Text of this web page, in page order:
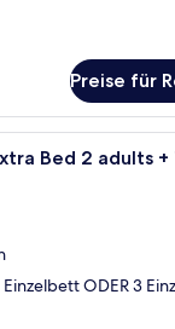
Preise für
Ein
Bed 2 adults +
ODER 3